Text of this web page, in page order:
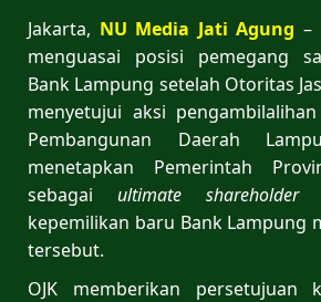
Jakarta, NU Media Jati Agung –
menguasai posisi pemegang
Bank Lampung setelah Otoritas
menyetujui aksi
Pembangunan Daerah
menetapkan Pemerintah
sebagai ultimate shareholder
kepemilikan baru Bank Lampung
tersebut.
OJK memberikan persetujuan